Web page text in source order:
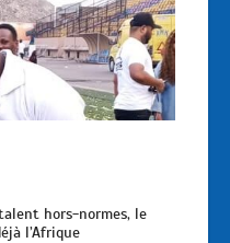
hors-normes, le
l’Afrique